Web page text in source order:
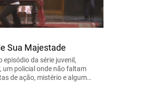
Sua Majestade
episódio da série juvenil,
um policial onde não faltam
de ação, mistério e algum…